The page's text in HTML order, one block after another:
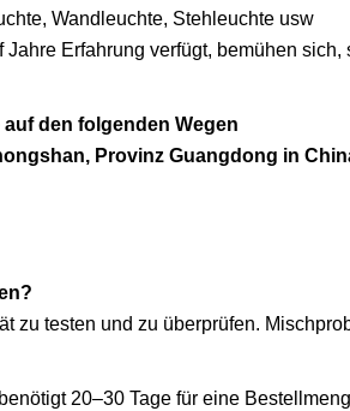
Wandleuchte, Stehleuchte usw
Erfahrung verfügt, bemühen
den folgenden Wegen
Provinz Guangdong in
zu testen und zu überprüfen.
20–30 Tage für eine